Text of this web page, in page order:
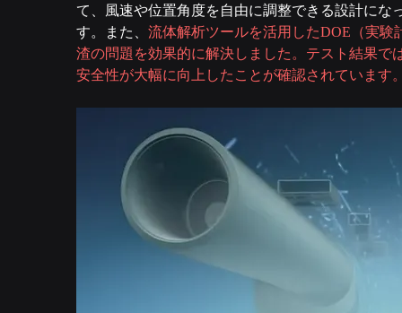
て、風速や位置角度を自由に調整できる設計にな
す。また、 流体解析ツールを活用したDOE（実
渣の問題を効果的に解決しました。テスト結果で
安全性が大幅に向上したことが確認されています。